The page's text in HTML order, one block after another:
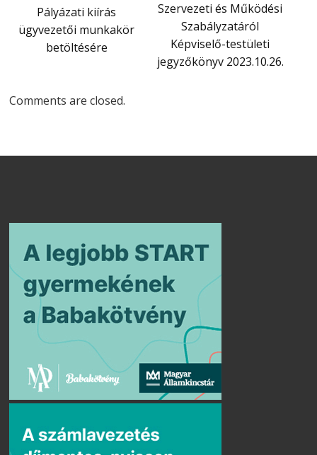
Pályázati kiírás
ügyvezetői munkakör
betöltésére
Szervezeti és Működési
Szabályzatáról
Képviselő-testületi
jegyzőkönyv 2023.10.26.
Comments are closed.